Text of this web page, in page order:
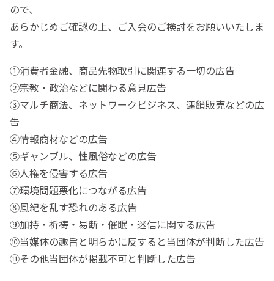
ので、
あらかじめご確認の上、ご入会のご検討をお願いいたしま
す。
①消費者金融、商品先物取引に関連する一切の広告
②宗教・政治などに関わる意見広告
③マルチ商法、ネットワークビジネス、連鎖販売などの広
告
④情報商材などの広告
⑤ギャンブル、性風俗などの広告
⑥人権を侵害する広告
⑦環境問題悪化につながる広告
⑧風紀を乱す恐れのある広告
⑨加持・祈祷・易断・催眠・迷信に関する広告
⑩当媒体の趣旨と明らかに反すると当団体が判断した広告
⑪その他当団体が掲載不可と判断した広告